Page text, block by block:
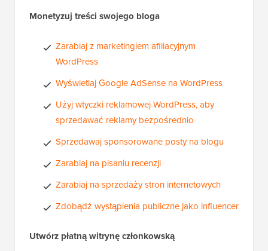
Monetyzuj treści swojego bloga
Zarabiaj z marketingiem afiliacyjnym
WordPress
Wyświetlaj Google AdSense na WordPress
Użyj wtyczki reklamowej WordPress, aby
sprzedawać reklamy bezpośrednio
Sprzedawaj sponsorowane posty na blogu
Zarabiaj na pisaniu recenzji
Zarabiaj na sprzedaży stron internetowych
Zdobądź wystąpienia publiczne jako influencer
Utwórz płatną witrynę członkowską